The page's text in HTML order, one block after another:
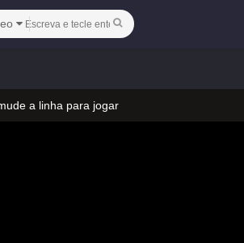
a linha para jogar